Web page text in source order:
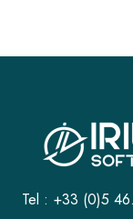
Tel : +33 (0)5